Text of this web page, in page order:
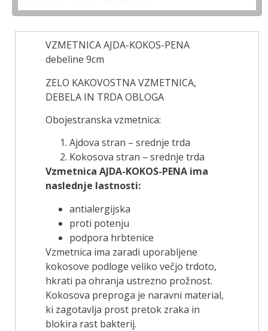
VZMETNICA AJDA-KOKOS-PENA
debeline 9cm
ZELO KAKOVOSTNA VZMETNICA,
DEBELA IN TRDA OBLOGA
Obojestranska vzmetnica:
Ajdova stran – srednje trda
Kokosova stran – srednje trda
Vzmetnica AJDA-KOKOS-PENA ima
naslednje lastnosti:
antialergijska
proti potenju
podpora hrbtenice
Vzmetnica ima zaradi uporabljene
kokosove podloge veliko večjo trdoto,
hkrati pa ohranja ustrezno prožnost.
Kokosova preproga je naravni material,
ki zagotavlja prost pretok zraka in
blokira rast bakterij.